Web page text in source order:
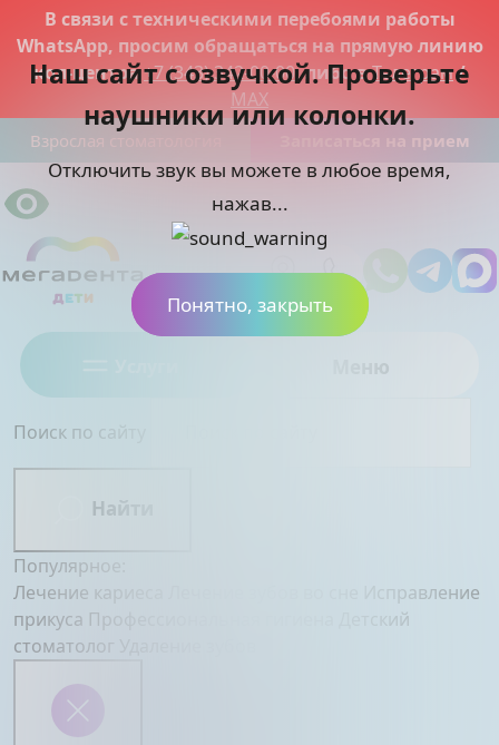
В связи с техническими перебоями работы
WhatsApp, просим обращаться на прямую линию
кол-центра+7 (343) 342-00-00, либо вТелеграм/
MAX
Взрослая стоматология Записаться на прием
Поиск по сайту
Найти
Популярное:
Лечение кариеса
Исправление
прикуса Профессиональная гигиена
Детский
стоматолог
Наш сайт с озвучкой. Проверьте
наушники или колонки.
Отключить звук вы можете в любое время,
нажав...
Понятно, закрыть